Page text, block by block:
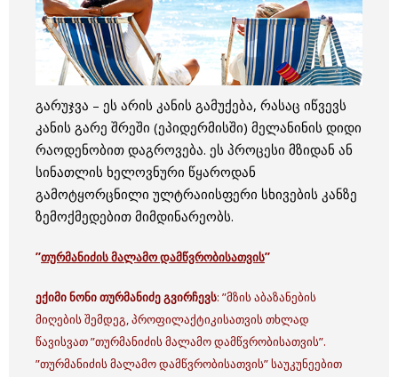
გარუჯვა – ეს არის კანის გამუქება, რასაც იწვევს
კანის გარე შრეში (ეპიდერმისში) მელანინის დიდი
რაოდენობით დაგროვება. ეს პროცესი მზიდან ან
სინათლის ხელოვნური წყაროდან
გამოტყორცნილი ულტრაიისფერი სხივების კანზე
ზემოქმედებით მიმდინარეობს.
”თურმანიძის მალამო დამწვრობისათვის”
ექიმი ნონი თურმანიძე გვირჩევს: ”მზის აბაზანების
მიღების შემდეგ, პროფილაქტიკისათვის თხლად
წავისვათ ”თურმანიძის მალამო დამწვრობისათვის”.
”თურმანიძის მალამო დამწვრობისათვის” საუკუნეებით